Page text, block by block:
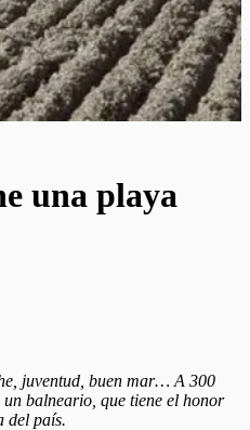
una playa
juventud, buen mar… A 300
un balneario, que tiene el honor
del país.